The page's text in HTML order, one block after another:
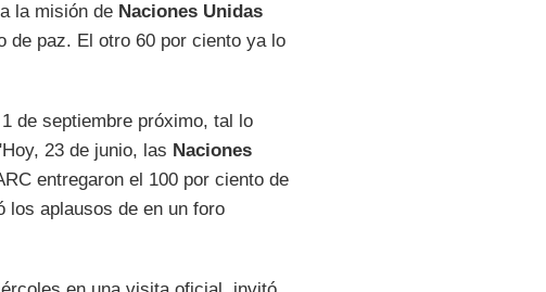
la misión de Naciones Unidas
de paz. El otro 60 por ciento ya lo
de septiembre próximo, tal lo
23 de junio, las Naciones
entregaron el 100 por ciento de
los aplausos de en un foro